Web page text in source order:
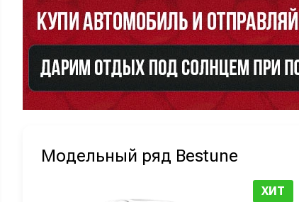
Модельный ряд Bestune
ХИТ